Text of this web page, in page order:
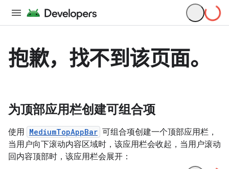
为顶部应用栏创建可组合项
使用 MediumTopAppBar 可组合项创建一个顶部应用栏，
当用户向下滚动内容区域时，该应用栏会收起，当用户滚动
回内容顶部时，该应用栏会展开：